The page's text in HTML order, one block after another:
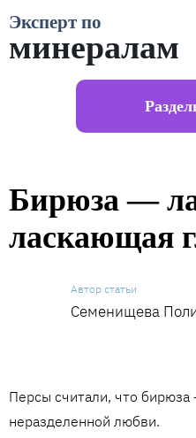
Эксперт по
минералам
Бирюза —
ласкающая
Автор статьи
Семенищева
Персы считали, что
неразделенной любви.